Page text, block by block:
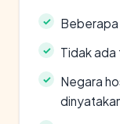
Tidak ada
Negara